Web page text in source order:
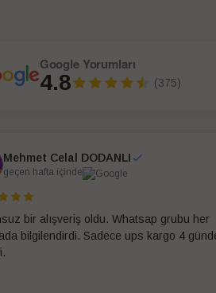
Google Yorumları
4.8 (375)
Mehmet Celal DODANLI
geçen hafta içinde
bir alışveriş oldu. Whatsap grubu her
bilgilendirdi. Sadece ups kargo 4